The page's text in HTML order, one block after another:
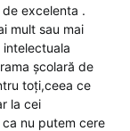
excelenta .
mult sau mai
școlară de
toți,ceea ce
la cei
nu putem cere